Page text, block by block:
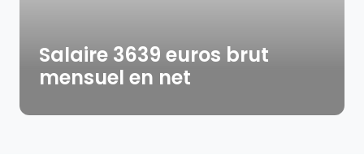
Salaire 3639 euros brut
mensuel en net